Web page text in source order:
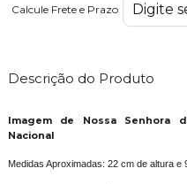
Calcule Frete e Prazo
Descrição do Produto
Imagem de Nossa Senhora
Nacional
Medidas Aproximadas: 22 cm de altura